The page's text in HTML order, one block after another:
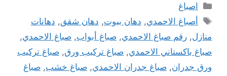
التصنيفات
اصباغ
الوسوم
أصباغ الاحمدي, دهان بيوت, دهان شقق, دهانات
منازل, رقم صباغ الاحمدي, صباغ أبواب, صباغ الاحمدي,
صباغ باكستاني الاحمدي, صباغ تركيب ورق, صباغ تركيب
ورق جدران, صباغ جدران الاحمدي, صباغ خشب, صباغ